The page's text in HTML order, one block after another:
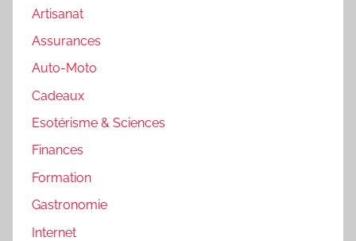
Artisanat
Assurances
Auto-Moto
Cadeaux
Esotérisme & Sciences
Finances
Formation
Gastronomie
Internet